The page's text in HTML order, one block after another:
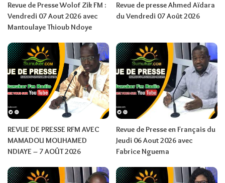
Revue de Presse Wolof Zik FM :
Vendredi 07 Aout 2026 avec
Mantoulaye Thioub Ndoye
Revue de presse Ahmed Aïdara
du Vendredi 07 Août 2026
REVUE DE PRESSE RFM AVEC
MAMADOU MOUHAMED
NDIAYE – 7 AOÛT 2026
Revue de Presse en Français du
Jeudi 06 Aout 2026 avec
Fabrice Nguema